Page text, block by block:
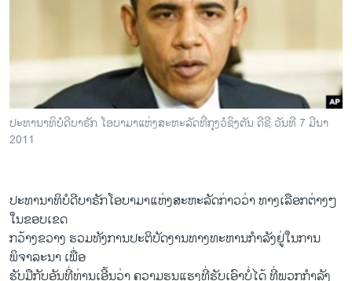
ວິທະຍາສາດ-ເທັກໂນໂລຈີ
ພາສາອັງກິດ
ວີດີໂອ
ສຽງ
ລາຍງານ
ພາສາຕ່າງໆ
ປະທານາທິບໍດີບາຣັກ ໂອບາມາແຫ່ງສະຫະລັດທີ່ກຸງວໍຊິງຕັນ ດີຊີ ວັນທີ 7 ມີນາ
2011
ປະທານາທິບໍດີ​ບາຣັກ​ໂອ​ບາ​ມາ​ແຫ່ງ​ສະຫະລັດ​ກ່າວ​ວ່າ ທາງ​ເລືອກ​ຕ່າງໆ​
ໃນຂອບເຂດ
ກວ້າງຂວາງ ຮວມທັງ​ການ​ປະຕິບັດງານທາງ​ທະຫານກໍາລັງ​ຢູ່​ໃນ​ການ​
ພິຈາລະນາ​ ເພື່ອ
ຮັບມືກັບອັນ​ທີ່​ທ່ານ​ເອີ້ນ​ວ່າ ຄວາມຮຸນ​ແຮງທີ່​ຮັບ​ເອົາ​ບໍ່​ໄດ້​ ທີ່ພວກກໍາລັງ​